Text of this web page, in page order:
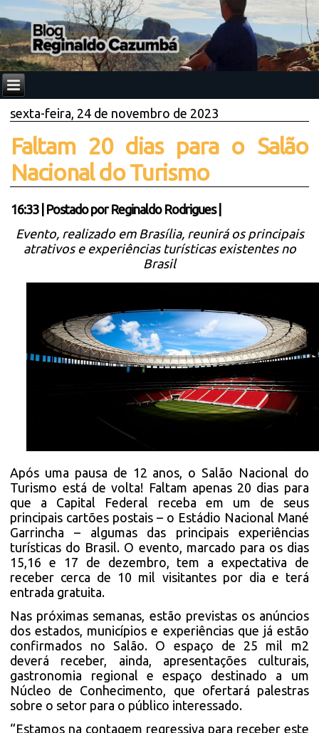
sexta-feira, 24 de novembro de 2023
Faltam 20 dias para o Salão
Nacional do Turismo
16:33| Postado por Reginaldo Rodrigues
Evento, realizado em Brasília, reunirá os principais
atrativos e experiências turísticas existentes no
Brasil
Após uma pausa de 12 anos, o Salão Nacional do
Turismo está de volta! Faltam apenas 20 dias para
que a Capital Federal receba em um de seus
principais cartões postais – o Estádio Nacional Mané
Garrincha – algumas das principais experiências
turísticas do Brasil. O evento, marcado para os dias
15,16 e 17 de dezembro, tem a expectativa de
receber cerca de 10 mil visitantes por dia e terá
entrada gratuita.
Nas próximas semanas, estão previstas os anúncios
dos estados, municípios e experiências que já estão
confirmados no Salão. O espaço de 25 mil m2
deverá receber, ainda, apresentações culturais,
gastronomia regional e espaço destinado a um
Núcleo de Conhecimento, que ofertará palestras
sobre o setor para o público interessado.
“Estamos na contagem regressiva para receber este